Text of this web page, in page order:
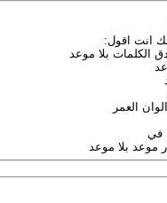
انت اقول:
الكلمات بلا موعد
العمر
في
موعد بلا موعد